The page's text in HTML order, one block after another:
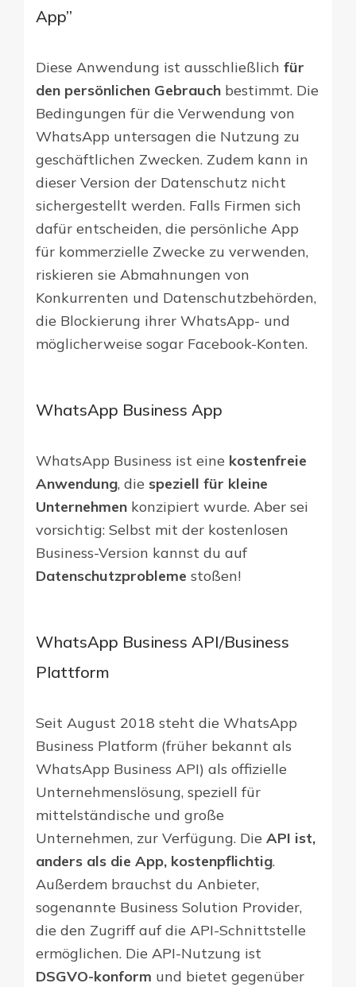
App”
Diese Anwendung ist ausschließlich für
den persönlichen Gebrauch bestimmt. Die
Bedingungen für die Verwendung von
WhatsApp untersagen die Nutzung zu
geschäftlichen Zwecken. Zudem kann in
dieser Version der Datenschutz nicht
sichergestellt werden. Falls Firmen sich
dafür entscheiden, die persönliche App
für kommerzielle Zwecke zu verwenden,
riskieren sie Abmahnungen von
Konkurrenten und Datenschutzbehörden,
die Blockierung ihrer WhatsApp- und
möglicherweise sogar Facebook-Konten.
WhatsApp Business App
WhatsApp Business ist eine kostenfreie
Anwendung, die speziell für kleine
Unternehmen konzipiert wurde. Aber sei
vorsichtig: Selbst mit der kostenlosen
Business-Version kannst du auf
Datenschutzprobleme stoßen!
WhatsApp Business API/Business
Plattform
Seit August 2018 steht die WhatsApp
Business Platform (früher bekannt als
WhatsApp Business API) als offizielle
Unternehmenslösung, speziell für
mittelständische und große
Unternehmen, zur Verfügung. Die API ist,
anders als die App, kostenpflichtig.
Außerdem brauchst du Anbieter,
sogenannte Business Solution Provider,
die den Zugriff auf die API-Schnittstelle
ermöglichen. Die API-Nutzung ist
DSGVO-konform und bietet gegenüber